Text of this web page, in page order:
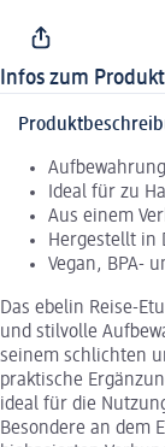
Infos zum Produkt
Ideal für zu
Aus einem
Hergestellt in
Vegan, BPA-
Das ebelin Reise-
und stilvolle
seinem schlichten
praktische
ideal für die
Besondere an dem